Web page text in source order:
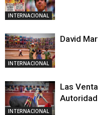
INTERNACIONAL
INTERNACIONAL
David
INTERNACIONAL
Las
Autoridad